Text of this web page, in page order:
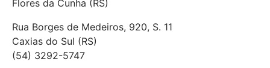
Flores da Cunha (RS)
Rua Borges de Medeiros, 920, S. 11
Caxias do Sul (RS)
(54) 3292-5747